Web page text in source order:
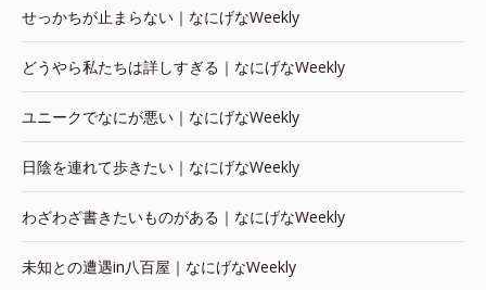
せっかちが止まらない｜なにげなWeekly
どうやら私たちは詳しすぎる｜なにげなWeekly
ユニークでなにが悪い｜なにげなWeekly
日陰を連れて歩きたい｜なにげなWeekly
わざわざ書きたいものがある｜なにげなWeekly
未知との遭遇in八百屋｜なにげなWeekly